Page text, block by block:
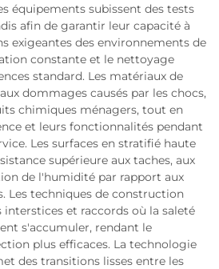
équipements subissent des tests
afin de garantir leur capacité à
exigeantes des environnements de
constante et le nettoyage
standard. Les matériaux de
dommages causés par les chocs,
chimiques ménagers, tout en
et leurs fonctionnalités pendant
Les surfaces en stratifié haute
supérieure aux taches, aux
de l'humidité par rapport aux
Les techniques de construction
et raccords où la saleté
s'accumuler, rendant le
plus efficaces. La technologie
des transitions lisses entre les